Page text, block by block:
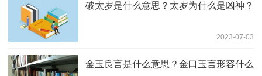
破太岁是什么意思？太岁为什么是凶神？
2023-07-03
金玉良言是什么意思？金口玉言形容什么